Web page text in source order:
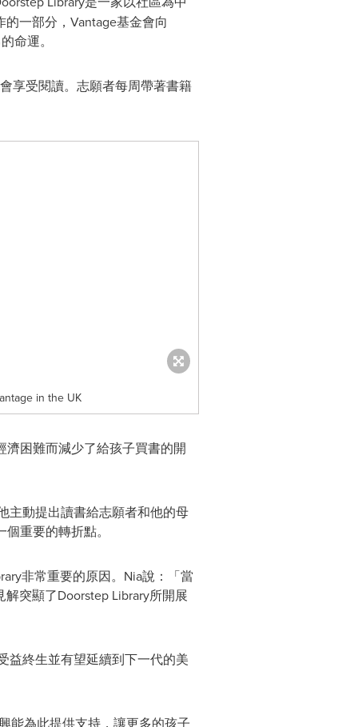
一部分，Vantage基金會向
命運。
享受閱讀。志願者每周帶著書籍
in the UK
困難而減少了給孩子買書的開
主動提出讀書給志願者和他的母
重要的轉折點。
非常重要的原因。Nia說：「當
突顯了Doorstep Library所開展
益終生並有望延續到下一代的美
能為此提供支持，讓更多的孩子